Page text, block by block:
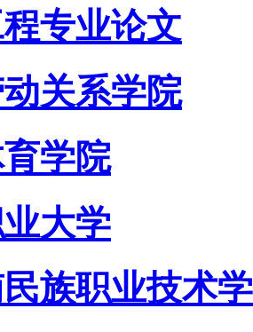
专业论文
关系学院
学院
大学
族职业技术